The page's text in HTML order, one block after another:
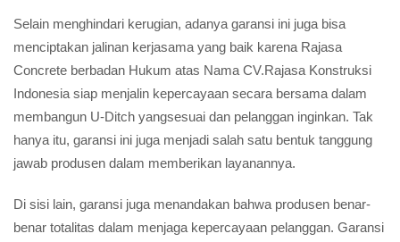
Selain menghindari kerugian, adanya garansi ini juga bisa
menciptakan jalinan kerjasama yang baik karena Rajasa
Concrete berbadan Hukum atas Nama CV.Rajasa Konstruksi
Indonesia siap menjalin kepercayaan secara bersama dalam
membangun U-Ditch yangsesuai dan pelanggan inginkan. Tak
hanya itu, garansi ini juga menjadi salah satu bentuk tanggung
jawab produsen dalam memberikan layanannya.
Di sisi lain, garansi juga menandakan bahwa produsen benar-
benar totalitas dalam menjaga kepercayaan pelanggan. Garansi